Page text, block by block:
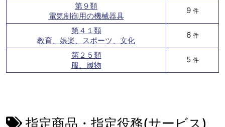
第９類
電気制御用の機械器具
9 件
第４１類
教育、娯楽、スポーツ、文化
6 件
第２５類
服、履物
5 件
指定商品・指定役務(サービス)